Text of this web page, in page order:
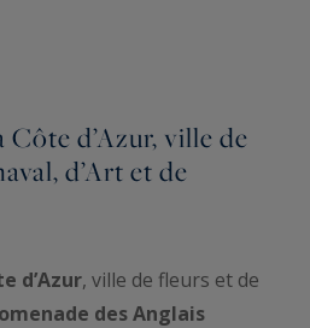
d’Azur, ville de
d’Art et de
d’Azur, ville de fleurs et de
des Anglais